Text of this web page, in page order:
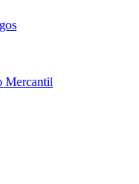
Mercantil